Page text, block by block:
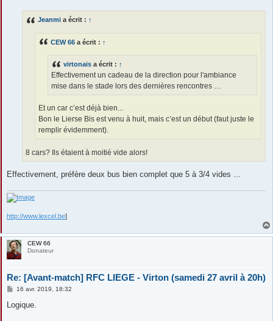
Jeanmi a écrit : ↑
CEW 66 a écrit : ↑
virtonais a écrit : ↑
Effectivement un cadeau de la direction pour l'ambiance
mise dans le stade lors des dernières rencontres …
Et un car c’est déjà bien...
Bon le Lierse Bis est venu à huit, mais c’est un début (faut juste le
remplir évidemment).
8 cars? Ils étaient à moitié vide alors!
Effectivement, préfère deux bus bien complet que 5 à 3/4 vides ...
http://www.lexcel.be]
CEW 66
Donateur
Re: [Avant-match] RFC LIEGE - Virton (samedi 27 avril à 20h)
M
s
s
16 avr. 2019, 18:32
Logique.